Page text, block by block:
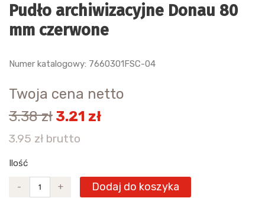
Pudło archiwizacyjne Donau 80
mm czerwone
Numer katalogowy: 7660301FSC-04
Twoja cena netto
3.38 zł 3.21 zł
3.95 zł brutto
Ilość
- + Dodaj do koszyka